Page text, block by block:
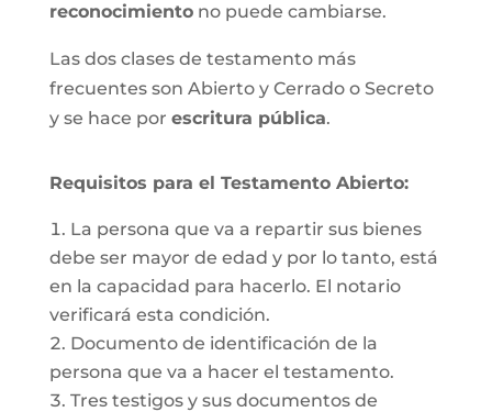
reconocimientono puede cambiarse.
Las dos clases de testamento más
frecuentes son Abierto y Cerrado o Secreto
y se hace por escritura pública.
Requisitos para el Testamento Abierto:
La persona que va a repartir sus bienes
debe ser mayor de edad y por lo tanto, está
en la capacidad para hacerlo. El notario
verificará esta condición.
Documento de identificación de la
persona que va a hacer el testamento.
Tres testigos y sus documentos de